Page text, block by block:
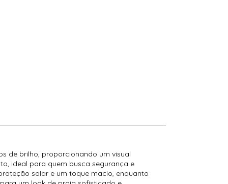
de brilho, proporcionando um visual
ideal para quem busca segurança e
solar e um toque macio, enquanto